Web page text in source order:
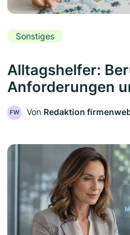
Sonstiges
Alltagshelfer:
Anforderungen
FW Von Redaktion